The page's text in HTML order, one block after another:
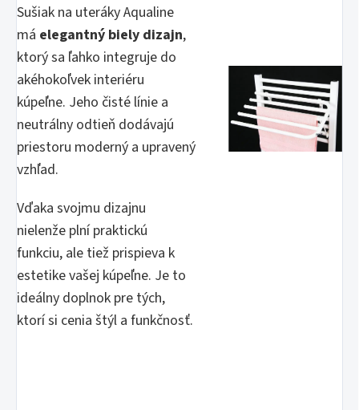
Sušiak na uteráky Aqualine
má elegantný biely dizajn,
ktorý sa ľahko integruje do
akéhokoľvek interiéru
kúpeľne. Jeho čisté línie a
neutrálny odtieň dodávajú
priestoru moderný a upravený
vzhľad.
Vďaka svojmu dizajnu
nielenže plní praktickú
funkciu, ale tiež prispieva k
estetike vašej kúpeľne. Je to
ideálny doplnok pre tých,
ktorí si cenia štýl a funkčnosť.